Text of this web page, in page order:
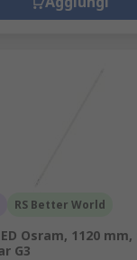
RS Better World
Osram, 1120 mm,
G3